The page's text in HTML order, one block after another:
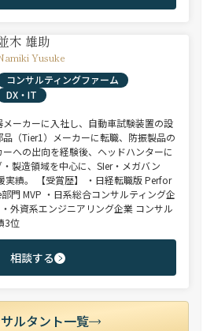
木 雄助
Yusuke
コンサルティングファーム
DX・IT
ーカーに入社し、自動車試験装置の設
（Tier1）メーカーに転職、防振製品の
への出向を経験後、ヘッドハンターに
製造領域を中心に、SIer・メガバン
実績。 【受賞歴】 ・日経転職版 Perfor
門 MVP ・日系総合コンサルティング企
外資系エンジニアリング企業 コンサル
3位
相談する
ルタント一覧